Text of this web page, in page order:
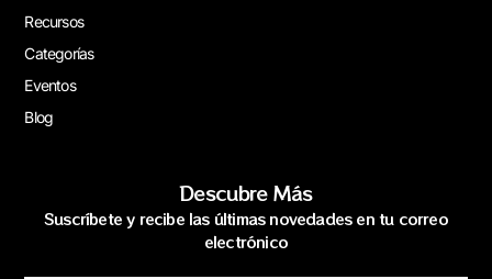
Recursos
Categorías
Eventos
Blog
Descubre Más
Suscríbete y recibe las últimas novedades en tu correo
electrónico